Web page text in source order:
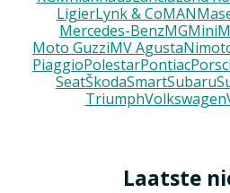
LigierLynk & CoMAN
Mercedes-BenzMGMini
Moto GuzziMV Agusta
PiaggioPolestarPontiac
SeatŠkodaSmartSubaru
TriumphVolkswagen
Laatste